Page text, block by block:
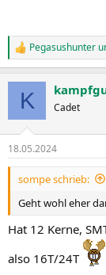
R
e
e
n
Pegasushunter
K Cadet
18.05.2024
sompe schrieb:
Geht wohl eher
Hat 12 Kerne,
also 16T/24T